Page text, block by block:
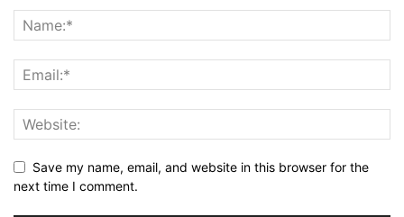
Save my name, email, and website in this browser for the
next time I comment.